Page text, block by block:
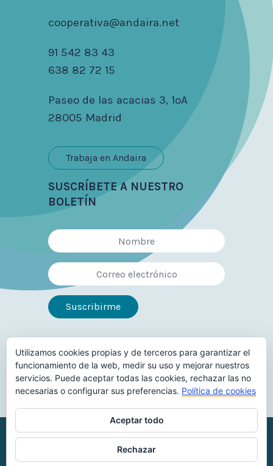
cooperativa@andaira.net
91 542 83 43
638 82 72 15
Paseo de las acacias 3, 1ºA
28005 Madrid
Trabaja en Andaira
SUSCRÍBETE A NUESTRO
BOLETÍN
Síguenos en
Reconocimiento-NoComercial-
CompartirIgual
Utilizamos cookies propias y de terceros para garantizar el
funcionamiento de la web, medir su uso y mejorar nuestros
servicios. Puede aceptar todas las cookies, rechazar las no
necesarias o configurar sus preferencias. Política de cookies
Aceptar todo
Rechazar